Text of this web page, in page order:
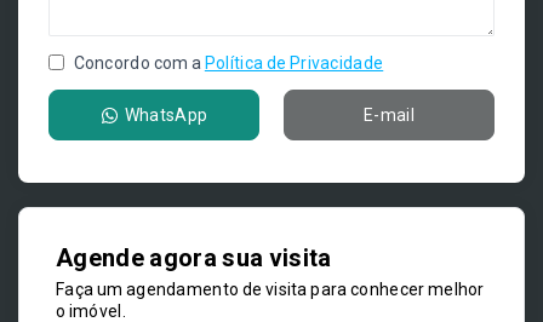
Concordo com a Política de Privacidade
WhatsApp E-mail
Agende agora sua visita
Faça um agendamento de visita para conhecer melhor
o imóvel.